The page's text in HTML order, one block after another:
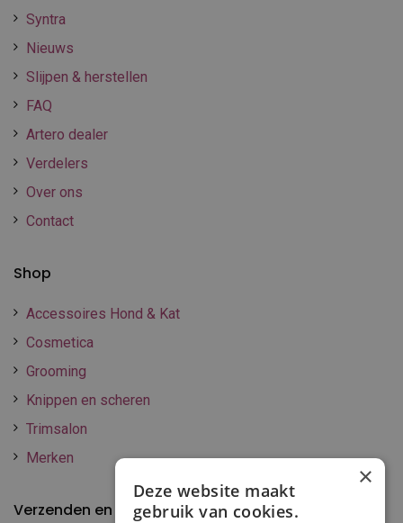
Syntra
Nieuws
Slijpen & herstellen
FAQ
Artero dealer
Verdelers
Over ons
Contact
Shop
Accessoires Hond & Kat
Cosmetica
Grooming
Knippen en scheren
Trimsalon
Merken
Verzenden en betalen
×
Deze website maakt
gebruik van cookies.